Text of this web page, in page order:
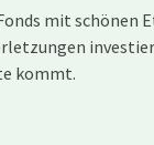
mit schönen
kommt.